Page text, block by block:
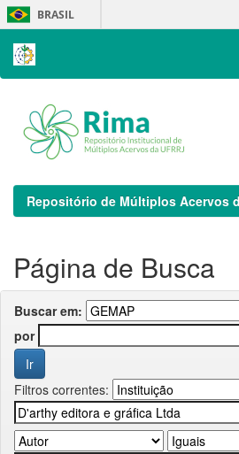
Skip
navigation
BRASIL
Repositório de Múltiplos Acervos
Página de Busca
Buscar em:
por
Filtros correntes: